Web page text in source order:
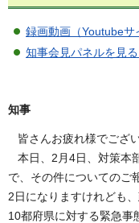
録画動画（Youtubeサ
知事会見パネルを見る
知事
皆さんお疲れ様でござい
本日、2月4日、対策本
で、その件についてのご
2日になりますけれども
10都府県に対する緊急事